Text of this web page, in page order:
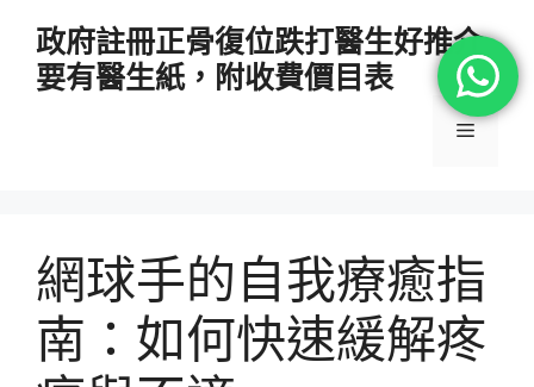
政府註冊正骨復位跌打醫生好推介
要有醫生紙，附收費價目表
選
網球手的自我療癒指
南：如何快速緩解疼